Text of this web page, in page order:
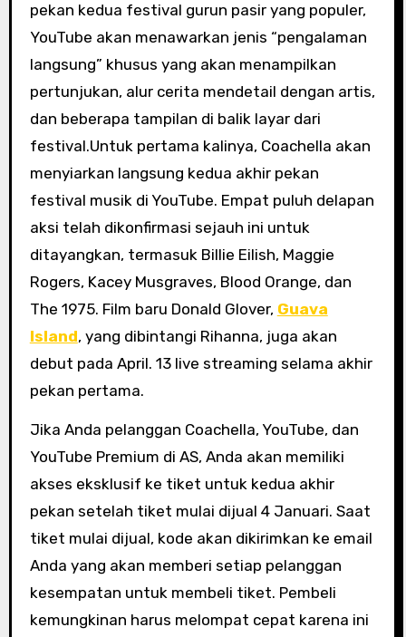
pekan kedua festival gurun pasir yang populer,
YouTube akan menawarkan jenis “pengalaman
langsung” khusus yang akan menampilkan
pertunjukan, alur cerita mendetail dengan artis,
dan beberapa tampilan di balik layar dari
festival.Untuk pertama kalinya, Coachella akan
menyiarkan langsung kedua akhir pekan
festival musik di YouTube. Empat puluh delapan
aksi telah dikonfirmasi sejauh ini untuk
ditayangkan, termasuk Billie Eilish, Maggie
Rogers, Kacey Musgraves, Blood Orange, dan
The 1975. Film baru Donald Glover, Guava
Island, yang dibintangi Rihanna, juga akan
debut pada April. 13 live streaming selama akhir
pekan pertama.
Jika Anda pelanggan Coachella, YouTube, dan
YouTube Premium di AS, Anda akan memiliki
akses eksklusif ke tiket untuk kedua akhir
pekan setelah tiket mulai dijual 4 Januari. Saat
tiket mulai dijual, kode akan dikirimkan ke email
Anda yang akan memberi setiap pelanggan
kesempatan untuk membeli tiket. Pembeli
kemungkinan harus melompat cepat karena ini